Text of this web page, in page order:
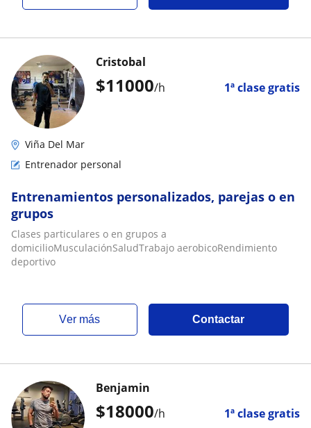
$11000/h 1ª clase gratis
Cristobal
Viña Del Mar
Entrenador personal
Entrenamientos personalizados, parejas o en
grupos
Clases particulares o en grupos a
domicilioMusculaciónSaludTrabajo aerobicoRendimiento
deportivo
ver más Contactar
$18000/h 1ª clase gratis
Benjamin